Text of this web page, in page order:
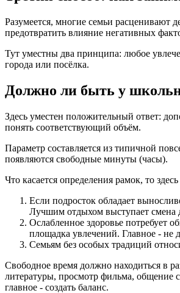
Разумеется, многие семьи расценивают
предотвратить влияние негативных
Тут уместны два принципа: любое
города или посёлка.
Должно ли быть у
Здесь уместен положительный ответ:
понять соответствующий объём.
Параметр составляется из типичной
появляются свободные минуты (часы).
Что касается определения рамок, то
Если подросток обладает
Лучшим отдыхом выступает смена
Ослабленное здоровье потребует
площадка увлечений. Главное - не
Семьям без особых традиций
Свободное время должно находиться в
литературы, просмотр фильма, общение с
главное - создать баланс.